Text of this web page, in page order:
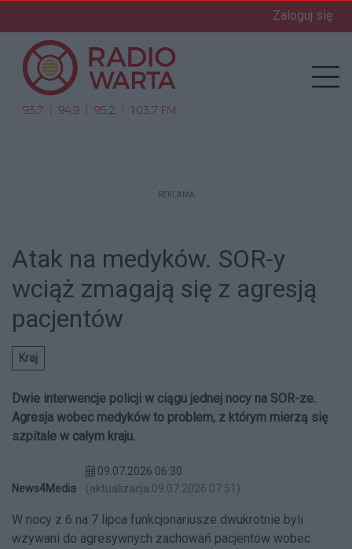
Zaloguj się
REKLAMA
Atak na medyków. SOR-y
wciąż zmagają się z agresją
pacjentów
Kraj
Dwie interwencje policji w ciągu jednej nocy na SOR-ze.
Agresja wobec medyków to problem, z którym mierzą się
szpitale w całym kraju.
News4Media
09.07.2026 06:30
(aktualizacja 09.07.2026 07:51)
W nocy z 6 na 7 lipca funkcjonariusze dwukrotnie byli
wzywani do agresywnych zachowań pacjentów wobec